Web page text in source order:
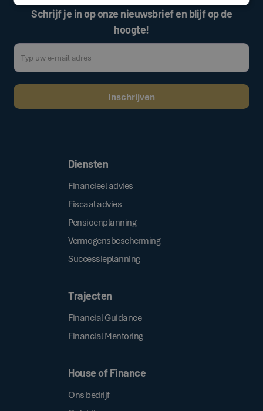
Schrijf je in op onze nieuwsbrief en blijf op de
hoogte!
Diensten
Financieel advies
Fiscaal advies
Pensioenplanning
Vermogensbescherming
Successieplanning
Trajecten
Financial Guidance
Financial Mentoring
House of Finance
Ons bedrijf